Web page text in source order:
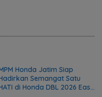
Honda Jatim Siap
Semangat Satu
di Honda DBL 2026 East